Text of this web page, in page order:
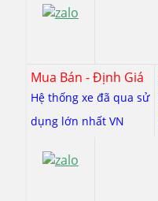
Mua Bán - Định Giá
Hệ thống xe đã qua sử
dụng lớn nhất VN